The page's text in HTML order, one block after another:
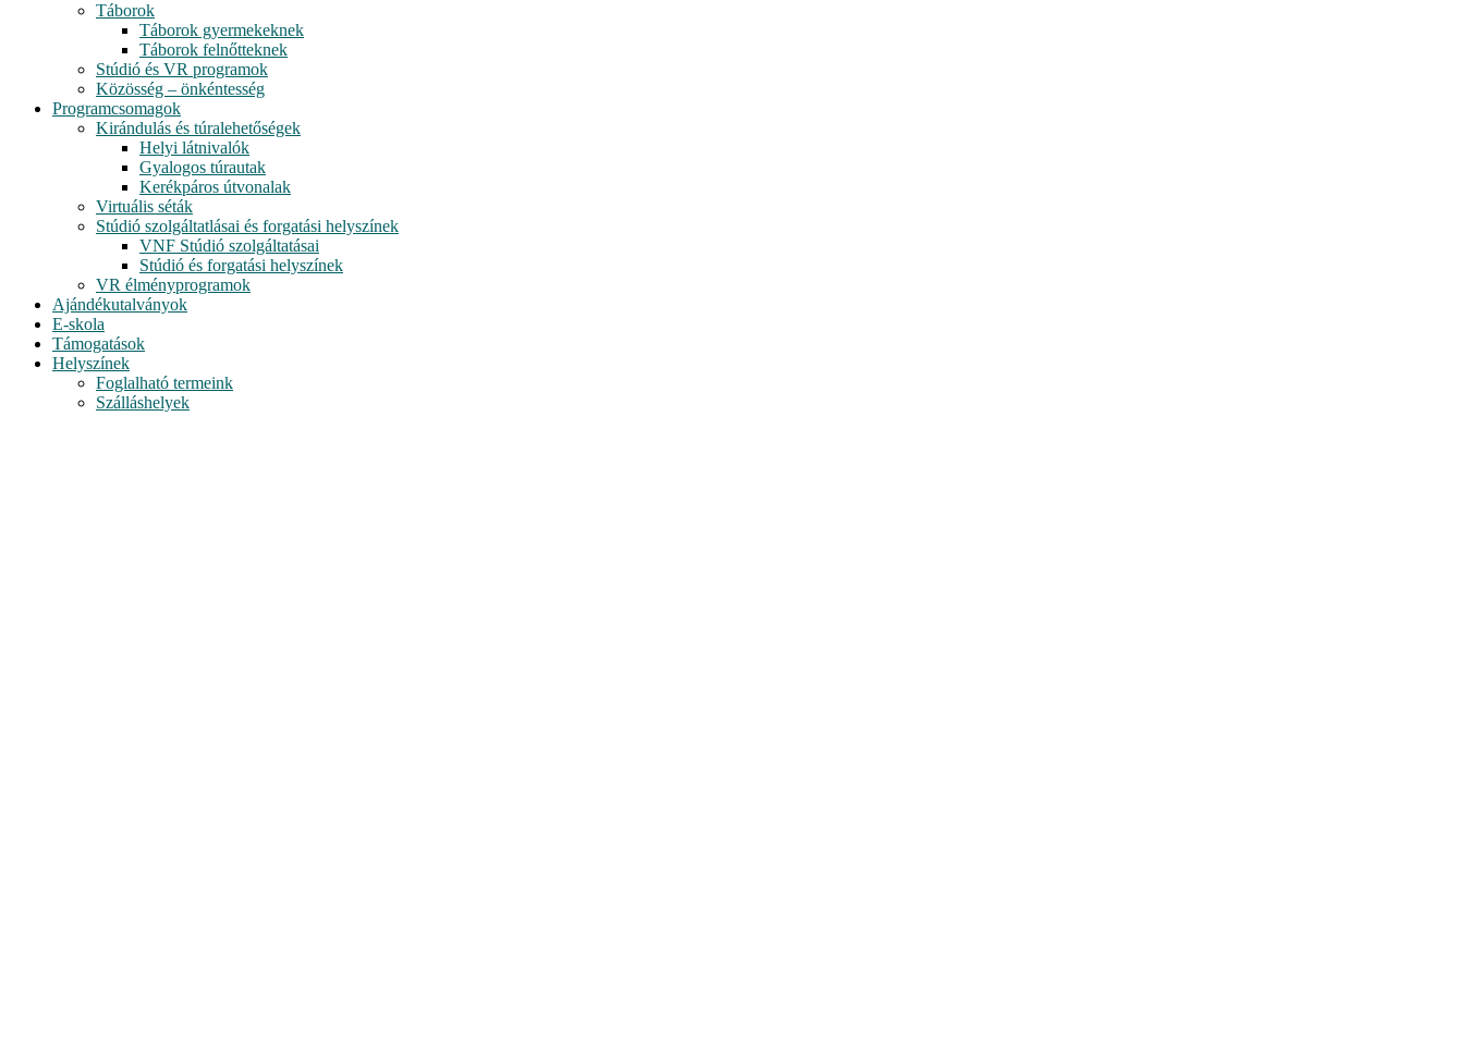
Táborok
Táborok gyermekeknek
Táborok felnőtteknek
Stúdió és VR programok
Közösség – önkéntesség
Programcsomagok
Kirándulás és túralehetőségek
Helyi látnivalók
Gyalogos túrautak
Kerékpáros útvonalak
Virtuális séták
Stúdió szolgáltatlásai és forgatási helyszínek
VNF Stúdió szolgáltatásai
Stúdió és forgatási helyszínek
VR élményprogramok
Ajándékutalványok
E-skola
Támogatások
Helyszínek
Foglalható termeink
Szálláshelyek